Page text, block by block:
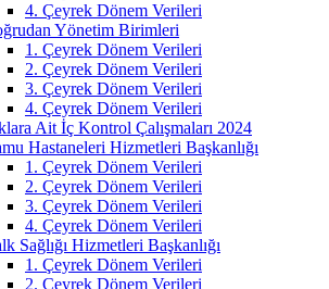
4. Çeyrek Dönem Verileri
Yönetim Birimleri
1. Çeyrek Dönem Verileri
2. Çeyrek Dönem Verileri
3. Çeyrek Dönem Verileri
4. Çeyrek Dönem Verileri
Ait İç Kontrol Çalışmaları 2024
Hastaneleri Hizmetleri Başkanlığı
1. Çeyrek Dönem Verileri
2. Çeyrek Dönem Verileri
3. Çeyrek Dönem Verileri
4. Çeyrek Dönem Verileri
Sağlığı Hizmetleri Başkanlığı
1. Çeyrek Dönem Verileri
2. Çeyrek Dönem Verileri